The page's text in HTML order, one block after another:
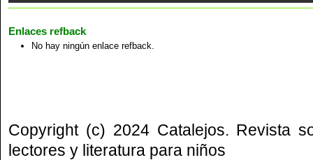
Enlaces refback
No hay ningún enlace refback.
Copyright (c) 2024 Catalejos. Revista
lectores y literatura para niños